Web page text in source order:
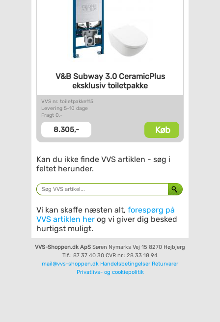
V&B Subway 3.0 CeramicPlus
eksklusiv toiletpakke
VVS nr. toiletpakke115
Levering 5-10 dage
Fragt 0,-
8.305,- Køb
Kan du ikke finde VVS artiklen - søg i
feltet herunder.
Vi kan skaffe næsten alt, forespørg på
VVS artiklen her og vi giver dig besked
hurtigst muligt.
VVS-Shoppen.dk ApS Søren Nymarks Vej 15 8270 Højbjerg
Tlf.: 87 37 40 30 CVR nr.: 28 33 18 94
mail@vvs-shoppen.dk Handelsbetingelser Returvarer
Privatlivs- og cookiepolitik